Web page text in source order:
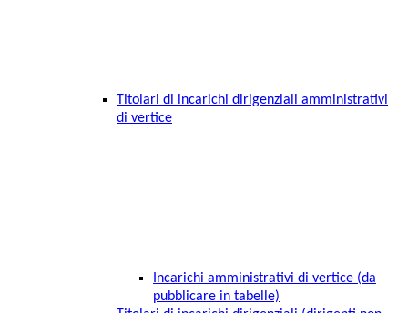
Titolari di incarichi dirigenziali amministrativi
di vertice
Incarichi amministrativi di vertice (da
pubblicare in tabelle)